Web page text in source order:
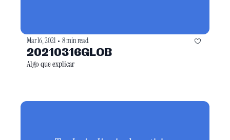
Mar 16, 2021 • 8 min read
20210316GLOB
Algo que explicar